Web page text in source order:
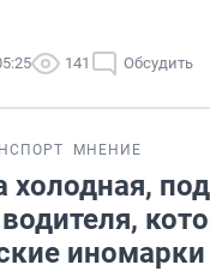
141 Обсудить
МНЕНИЕ